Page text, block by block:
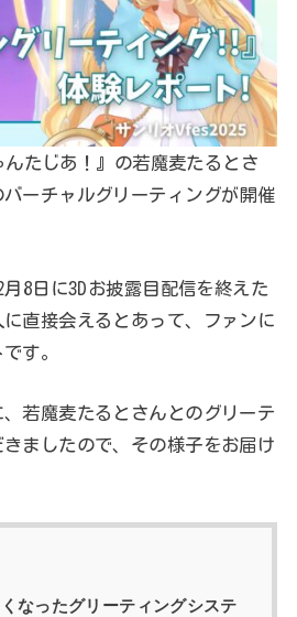
んたじあ！』の若魔麦たるとさ
ーチャルグリーティングが開催
8日に3Dお披露目配信を終えた
直接会えるとあって、ファンに
す。
若魔麦たるとさんとのグリーテ
ましたので、その様子をお届け
なったグリーティングシステ